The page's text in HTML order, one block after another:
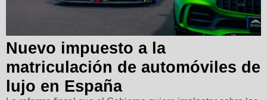
Nuevo impuesto a la
matriculación de automóviles de
lujo en España